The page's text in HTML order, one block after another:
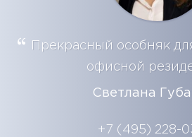
Прекрасный особняк
офисной
Светлана
+7 (495) 228-